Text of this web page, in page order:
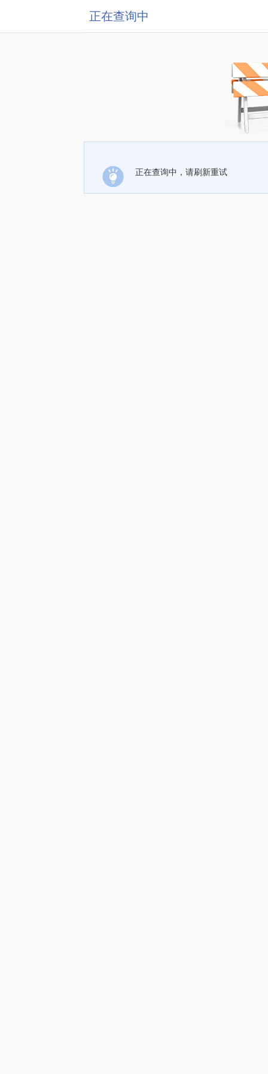
正在查询中
正在查询中，请刷新重试